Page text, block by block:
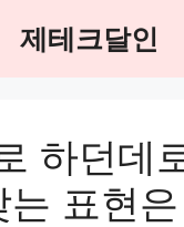
제테크달인
하던데
는 표현